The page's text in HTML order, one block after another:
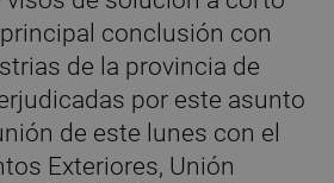
conclusión con
de la provincia de
por este asunto
de este lunes con el
Exteriores, Unión